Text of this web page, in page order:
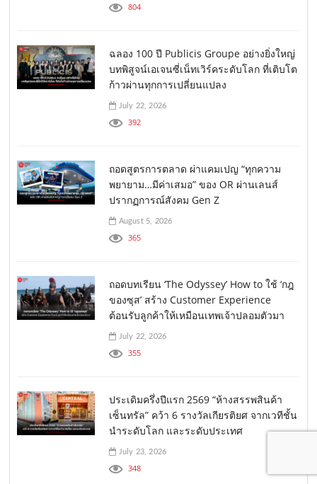
804
ฉลอง 100 ปี Publicis Groupe อย่างยิ่งใหญ่
บทพิสูจน์เอเจนซี่เน็ทเวิร์คระดับโลก ที่เติบโต
ก้าวผ่านทุกการเปลี่ยนแปลง
July 22, 2026
392
ถอดสูตรการตลาด ผ่าแคมเปญ “ทุกความ
พยายาม…มีค่าเสมอ” ของ OR ผ่านเลนส์
ปรากฏการณ์สังคม Gen Z
August 5, 2026
365
ถอดบทเรียน ‘The Odyssey’ How to ใช้ ‘กฎ
ของซุส’ สร้าง Customer Experience
ต้อนรับลูกค้าให้เหมือนเทพเจ้าปลอมตัวมา
July 22, 2026
355
ประเดิมครึ่งปีแรก 2569 “ห้างสรรพสินค้า
เซ็นทรัล” คว้า 6 รางวัลเกียรติยศ จากเวทีชั้น
นำระดับโลก และระดับประเทศ
July 23, 2026
348